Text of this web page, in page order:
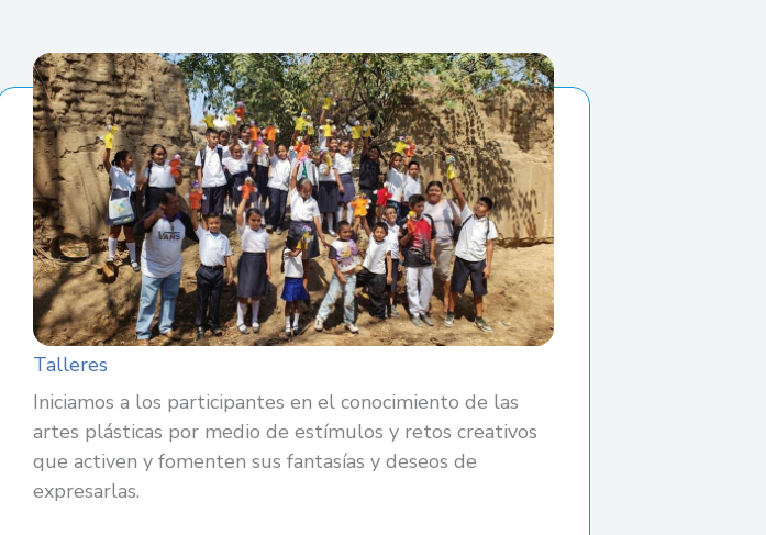
Talleres
Iniciamos a los participantes en el conocimiento de las
artes plásticas por medio de estímulos y retos creativos
que activen y fomenten sus fantasías y deseos de
expresarlas.